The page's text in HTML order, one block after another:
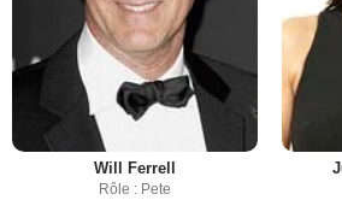
Will Ferrell
Rôle : Pete